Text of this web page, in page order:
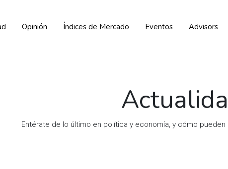
Opinión Índices de Mercado Eventos Advisors
Entérate de lo último en política y economía, y cómo